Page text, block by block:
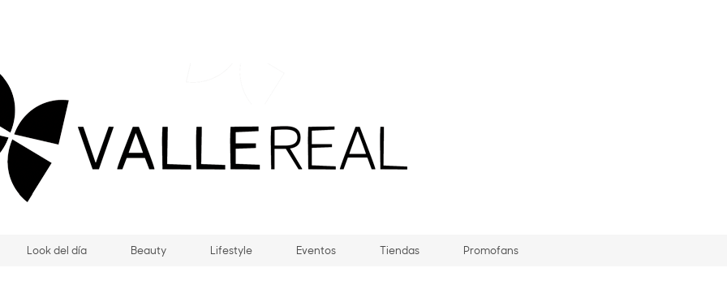
Look del día Beauty Lifestyle Eventos Tiendas Promofans